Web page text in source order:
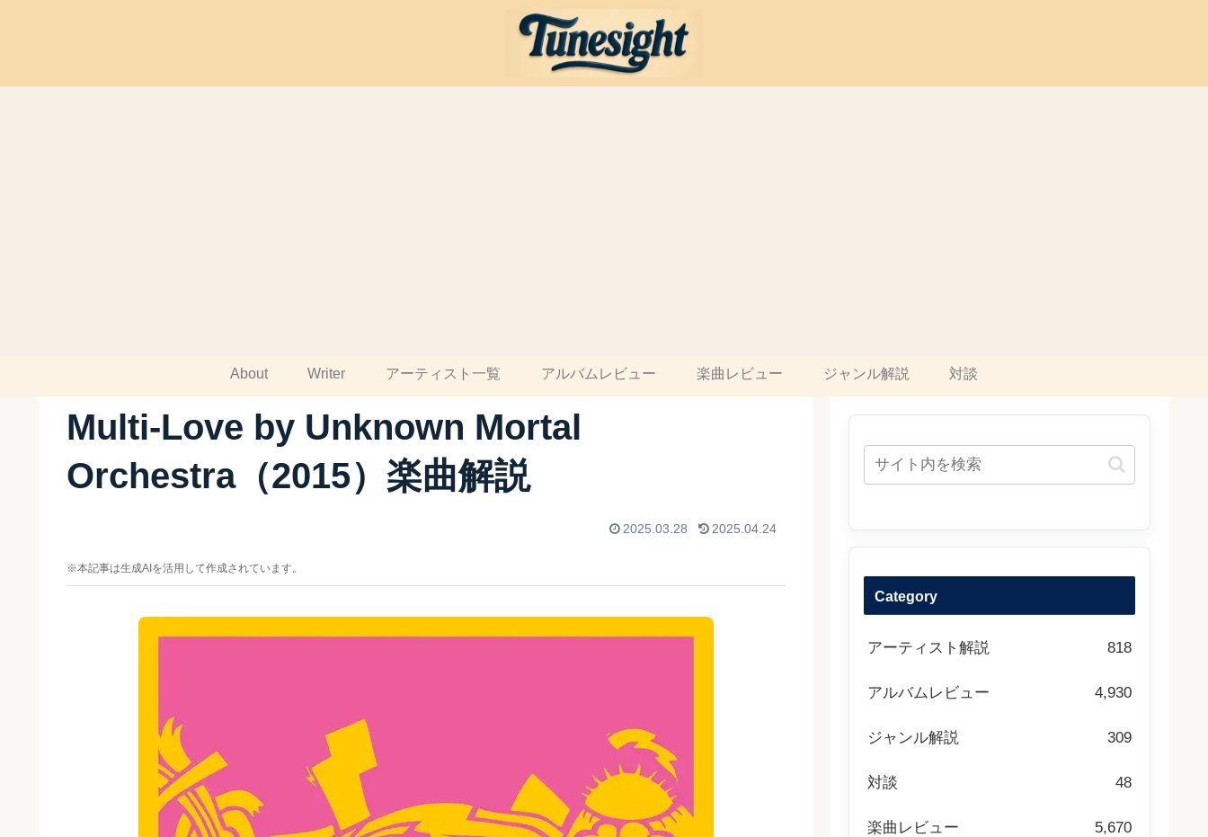
About Writer アーティスト一覧 アルバムレビュー 楽曲レビュー ジャンル解説 対談
Multi-Love by Unknown Mortal
Orchestra（2015）楽曲解説
2025.03.28 2025.04.24
※本記事は生成AIを活用して作成されています。
Category
アーティスト解説 818
アルバムレビュー 4,930
ジャンル解説 309
対談 48
楽曲レビュー 5,670